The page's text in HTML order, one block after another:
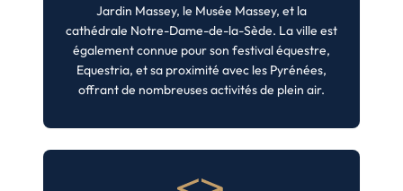
Jardin Massey, le Musée Massey, et la
cathédrale Notre-Dame-de-la-Sède. La ville est
également connue pour son festival équestre,
Equestria, et sa proximité avec les Pyrénées,
offrant de nombreuses activités de plein air.